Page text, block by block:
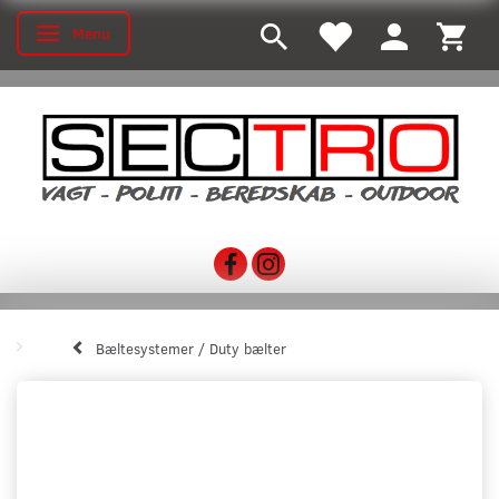
Skifte navigation
Menu
Bæltesystemer / Duty bælter